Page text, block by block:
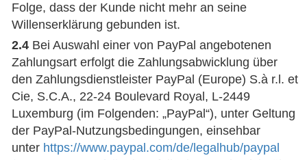
Folge, dass der Kunde nicht mehr an seine
Willenserklärung gebunden ist.
2.4 Bei Auswahl einer von PayPal angebotenen
Zahlungsart erfolgt die Zahlungsabwicklung über
den Zahlungsdienstleister PayPal (Europe) S.à r.l. et
Cie, S.C.A., 22-24 Boulevard Royal, L-2449
Luxemburg (im Folgenden: „PayPal“), unter Geltung
der PayPal-Nutzungsbedingungen, einsehbar
unter https://www.paypal.com/de/legalhub/paypal